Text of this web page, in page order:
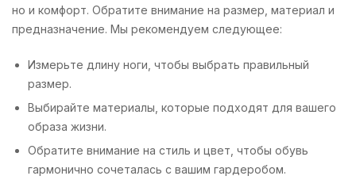
но и комфорт. Обратите внимание на размер, материал и
предназначение. Мы рекомендуем следующее:
Измерьте длину ноги, чтобы выбрать правильный
размер.
Выбирайте материалы, которые подходят для вашего
образа жизни.
Обратите внимание на стиль и цвет, чтобы обувь
гармонично сочеталась с вашим гардеробом.